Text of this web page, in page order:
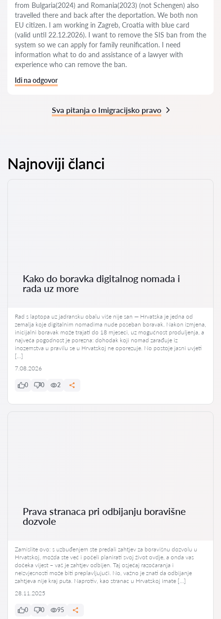
from Bulgaria(2024) and Romania(2023) (not Schengen) also
travelled there and back after the deportation. We both non
EU citizen. I am working in Zagreb, Croatia with blue card
(valid until 22.12.2026). I want to remove the SIS ban from the
system so we can apply for family reunification. I need
information what to do and assistance of a lawyer with
experience who can remove the ban.
Idi na odgovor
Sva pitanja o Imigracijsko pravo
Najnoviji članci
Kako do boravka digitalnog nomada i
rada uz more
Rad s laptopa uz jadransku obalu više nije san — Hrvatska je jedna od
zemalja koje digitalnim nomadima nude poseban boravak. Nakon izmjena,
inicijalni boravak može trajati do 18 mjeseci, uz mogućnost produljenja, a
najveća pogodnost je porezna: dohodak koji nomad zarađuje iz
inozemstva u pravilu se u Hrvatskoj ne oporezuje. No postoje jasni uvjeti
[…]
7.08.2026
0 0 2
Prava stranaca pri odbijanju boravišne
dozvole
Zamislite ovo: s uzbuđenjem ste predali zahtjev za boravišnu dozvolu u
Hrvatskoj, možda ste već i počeli planirati svoj život ovdje, a onda vas
dočeka vijest – vaš je zahtjev odbijen. Taj osjećaj razočaranja i
neizvjesnosti može biti preplavljujući. No, važno je znati da odbijanje
zahtjeva nije kraj puta. Naprotiv, kao stranac u Hrvatskoj imate […]
28.11.2025
0 0 95